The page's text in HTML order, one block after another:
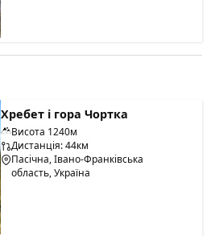
Хребет і гора Чортка
Висота 1240м
Дистанція: 44км
Пасічна, Івано-Франківська
область, Україна